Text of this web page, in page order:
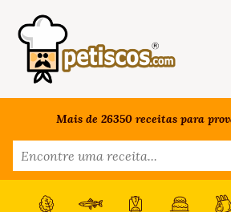
Mais de 26350 receitas para